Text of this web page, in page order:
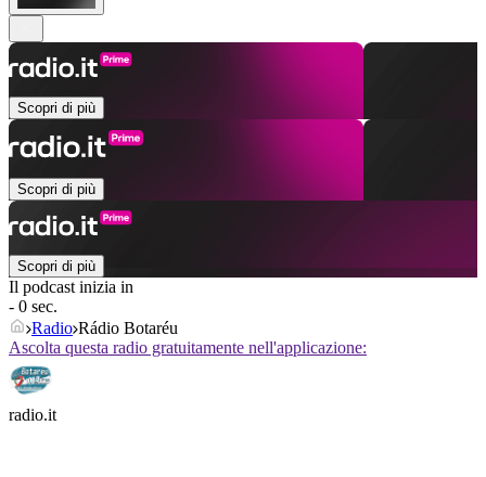
Scopri di più
Scopri di più
Scopri di più
Il podcast inizia in
- 0 sec.
Radio Rádio Botaréu
Ascolta questa radio gratuitamente nell'applicazione:
radio.it